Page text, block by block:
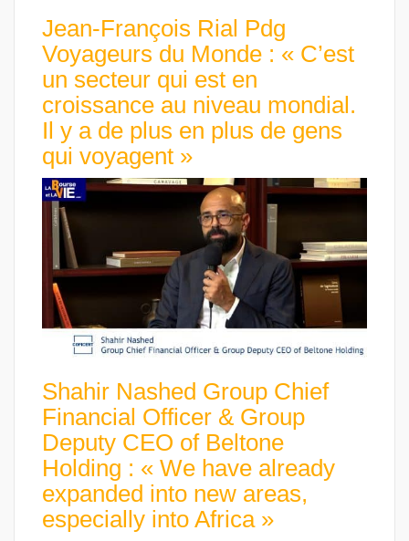
Jean-François Rial Pdg
Voyageurs du Monde : « C’est
un secteur qui est en
croissance au niveau mondial.
Il y a de plus en plus de gens
qui voyagent »
Shahir Nashed Group Chief
Financial Officer & Group
Deputy CEO of Beltone
Holding : « We have already
expanded into new areas,
especially into Africa »